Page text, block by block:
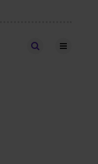
Stellen finden